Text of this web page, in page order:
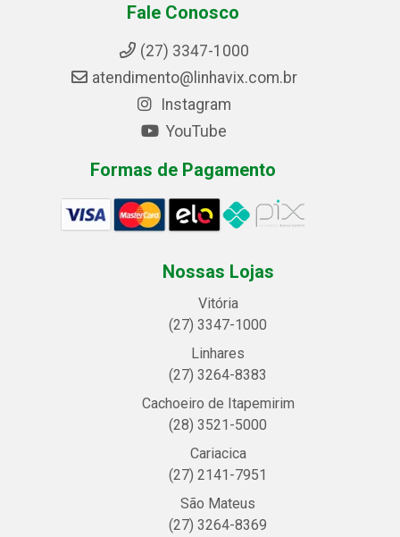
Fale Conosco
(27) 3347-1000
atendimento@linhavix.com.br
Instagram
YouTube
Formas de Pagamento
Nossas Lojas
Vitória
(27) 3347-1000
Linhares
(27) 3264-8383
Cachoeiro de Itapemirim
(28) 3521-5000
Cariacica
(27) 2141-7951
São Mateus
(27) 3264-8369